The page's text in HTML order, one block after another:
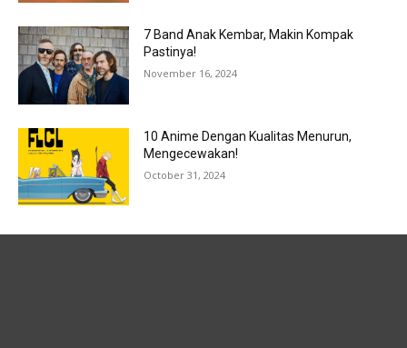
7 Band Anak Kembar, Makin Kompak
Pastinya!
November 16, 2024
10 Anime Dengan Kualitas Menurun,
Mengecewakan!
October 31, 2024